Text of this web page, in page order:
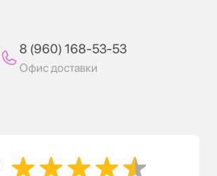
8 (960) 168-53-53
Офис доставки